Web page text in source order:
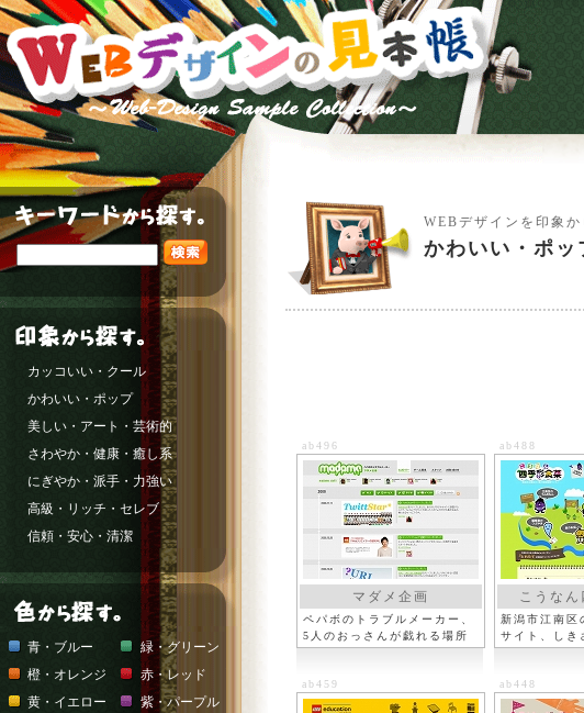
WEBデザインを印象か
かわいい・ポ
ab496
マダメ企画
ペパボのトラブルメーカー、
5人のおっさんが戯れる場所
ab488
こうなん
新潟市江南区
サイト、しき
ab459 ab448
カッコいい・クール
かわいい・ポップ
美しい・アート・芸術的
さわやか・健康・癒し系
にぎやか・派手・力強い
高級・リッチ・セレブ
信頼・安心・清潔
青・ブルー
緑・グリーン
橙・オレンジ
赤・レッド
黄・イエロー
紫・パープル